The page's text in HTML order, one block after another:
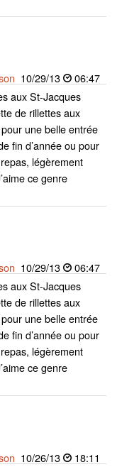
10/29/13
06:47
aux St-Jacques
de rillettes aux
une belle entrée
fin d’année ou pour
légèrement
ce genre
10/29/13
06:47
aux St-Jacques
de rillettes aux
une belle entrée
fin d’année ou pour
légèrement
ce genre
10/26/13
18:11